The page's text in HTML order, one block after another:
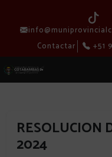
Contactar
+51
RESOLUCION
2024